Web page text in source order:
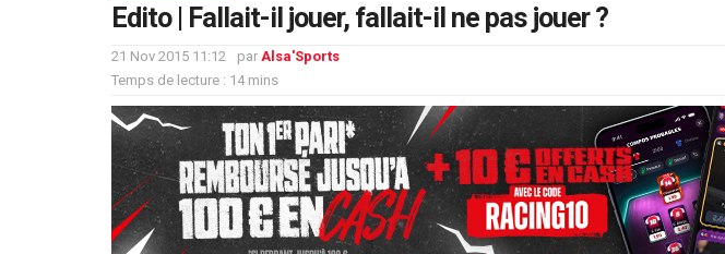
Edito | Fallait-il jouer, fallait-il ne pas jouer ?
21 Nov 2015 11:12 par Alsa'Sports
Temps de lecture : 14 mins